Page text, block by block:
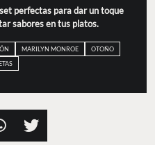
perfectas para dar un toque
sabores en tus platos.
MARILYN MONROE
OTOÑO